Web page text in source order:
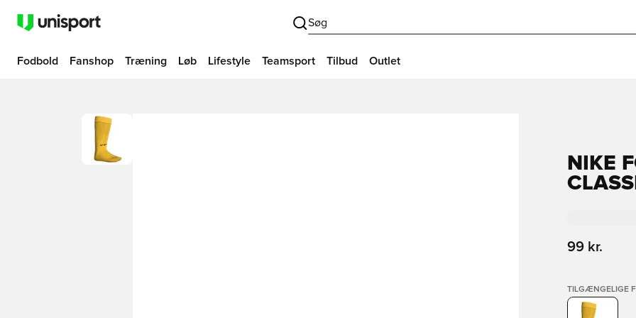
Søg
Fodbold Fanshop Træning Løb Lifestyle Teamsport Tilbud Outlet
NIKE
99 kr.
TILGÆNGELIGE